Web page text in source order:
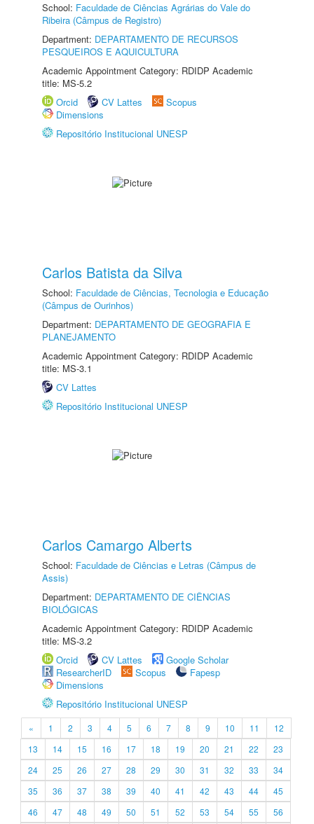
School: Faculdade de Ciências Agrárias do Vale do
Ribeira (Câmpus de Registro)
Department: DEPARTAMENTO DE RECURSOS
PESQUEIROS E AQUICULTURA
Academic Appointment Category: RDIDP Academic
title: MS-5.2
Orcid
CV Lattes
Scopus
Dimensions
Repositório Institucional UNESP
Carlos Batista da Silva
School: Faculdade de Ciências, Tecnologia e Educação
(Câmpus de Ourinhos)
Department: DEPARTAMENTO DE GEOGRAFIA E
PLANEJAMENTO
Academic Appointment Category: RDIDP Academic
title: MS-3.1
CV Lattes
Repositório Institucional UNESP
Carlos Camargo Alberts
School: Faculdade de Ciências e Letras (Câmpus de
Assis)
Department: DEPARTAMENTO DE CIÊNCIAS
BIOLÓGICAS
Academic Appointment Category: RDIDP Academic
title: MS-3.2
Orcid
CV Lattes
Google Scholar
ResearcherID
Scopus
Fapesp
Dimensions
Repositório Institucional UNESP
« 1 2 3 4 5 6 7 8 9 10 11
12
13
14 15 16 17 18 19 20 21 22
23
24
25 26 27 28 29 30 31 32 33
34
35
36 37 38 39 40 41 42 43 44
45
46
47 48 49 50 51 52 53 54 55
56